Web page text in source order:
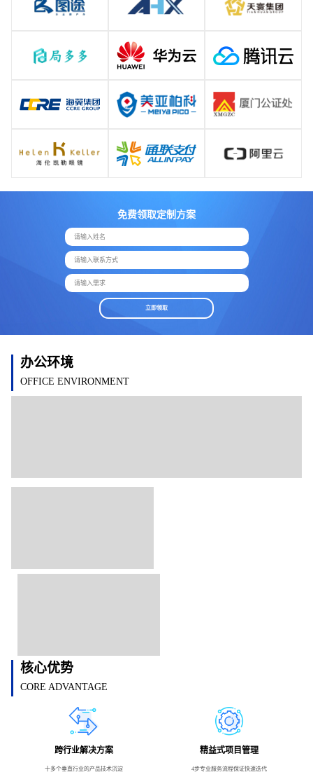
免费领取定制方案
请输入姓名
请输入联系方式
请输入需求
立即领取
办公环境
OFFICE ENVIRONMENT
核心优势
CORE ADVANTAGE
跨行业解决方案
十多个垂直行业的产品技术沉淀
精益式项目管理
4步专业服务流程保证快速迭代